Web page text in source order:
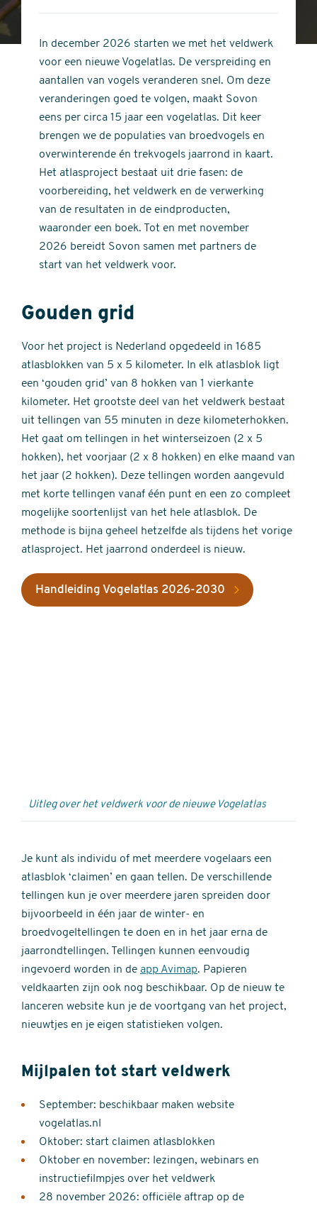
stars
of
stars
In december 2026 starten we met het veldwerk
voor een nieuwe Vogelatlas. De verspreiding en
aantallen van vogels veranderen snel. Om deze
veranderingen goed te volgen, maakt Sovon
eens per circa 15 jaar een vogelatlas. Dit keer
brengen we de populaties van broedvogels en
overwinterende én trekvogels jaarrond in kaart.
Het atlasproject bestaat uit drie fasen: de
voorbereiding, het veldwerk en de verwerking
van de resultaten in de eindproducten,
waaronder een boek. Tot en met november
2026 bereidt Sovon samen met partners de
start van het veldwerk voor.
Gouden grid
Voor het project is Nederland opgedeeld in 1685
atlasblokken van 5 x 5 kilometer. In elk atlasblok ligt
een ‘gouden grid’ van 8 hokken van 1 vierkante
kilometer. Het grootste deel van het veldwerk bestaat
uit tellingen van 55 minuten in deze kilometerhokken.
Het gaat om tellingen in het winterseizoen (2 x 5
hokken), het voorjaar (2 x 8 hokken) en elke maand van
het jaar (2 hokken). Deze tellingen worden aangevuld
met korte tellingen vanaf één punt en een zo compleet
mogelijke soortenlijst van het hele atlasblok. De
methode is bijna geheel hetzelfde als tijdens het vorige
atlasproject. Het jaarrond onderdeel is nieuw.
Handleiding Vogelatlas 2026-2030
Uitleg over het veldwerk voor de nieuwe Vogelatlas
Je kunt als individu of met meerdere vogelaars een
atlasblok ‘claimen’ en gaan tellen. De verschillende
tellingen kun je over meerdere jaren spreiden door
bijvoorbeeld in één jaar de winter- en
broedvogeltellingen te doen en in het jaar erna de
jaarrondtellingen. Tellingen kunnen eenvoudig
ingevoerd worden in de app Avimap. Papieren
veldkaarten zijn ook nog beschikbaar. Op de nieuw te
lanceren website kun je de voortgang van het project,
nieuwtjes en je eigen statistieken volgen.
Mijlpalen tot start veldwerk
September: beschikbaar maken website
vogelatlas.nl
Oktober: start claimen atlasblokken
Oktober en november: lezingen, webinars en
instructiefilmpjes over het veldwerk
28 november 2026: officiële aftrap op de